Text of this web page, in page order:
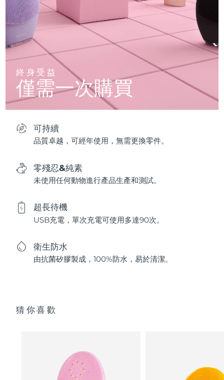
終身受益
僅需一次購買
可持續
品質卓越，可經年使用，無需更換零件。
零殘忍&純素
未使用任何動物進行產品生產和測試。
超長待機
USB充電，單次充電可使用多達90次。
衛生防水
由抗菌矽膠製成，100%防水，易於清潔。
猜你喜歡